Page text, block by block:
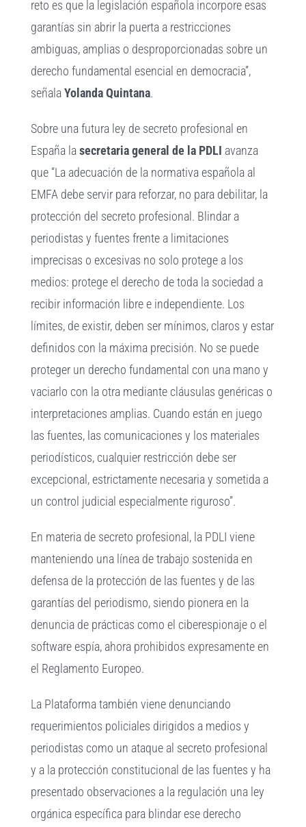
reto es que la legislación española incorpore esas
garantías sin abrir la puerta a restricciones
ambiguas, amplias o desproporcionadas sobre un
derecho fundamental esencial en democracia”,
señalaYolanda Quintana.
Sobre una futura ley de secreto profesional en
España lasecretaria general de la PDLI avanza
que “La adecuación de la normativa española al
EMFA debe servir para reforzar, no para debilitar, la
protección del secreto profesional. Blindar a
periodistas y fuentes frente a limitaciones
imprecisas o excesivas no solo protege a los
medios: protege el derecho de toda la sociedad a
recibir información libre e independiente. Los
límites, de existir, deben ser mínimos, claros y estar
definidos con la máxima precisión. No se puede
proteger un derecho fundamental con una mano y
vaciarlo con la otra mediante cláusulas genéricas o
interpretaciones amplias. Cuando están en juego
las fuentes, las comunicaciones y los materiales
periodísticos, cualquier restricción debe ser
excepcional, estrictamente necesaria y sometida a
un control judicial especialmente riguroso”.
En materia de secreto profesional, la PDLI viene
manteniendo una línea de trabajo sostenida en
defensa de la protección de las fuentes y de las
garantías del periodismo, siendo pionera en la
denuncia de prácticas como el ciberespionaje o el
software espía, ahora prohibidos expresamente en
el Reglamento Europeo.
La Plataforma también viene denunciando
requerimientos policiales dirigidos a medios y
periodistas como un ataque al secreto profesional
y a la protección constitucional de las fuentes y ha
presentado observaciones a la regulación una ley
orgánica específica para blindar ese derecho